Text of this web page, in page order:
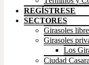
REGÍSTRESE
SECTORES
Girasoles libre
Girasoles
Los
Ciudad